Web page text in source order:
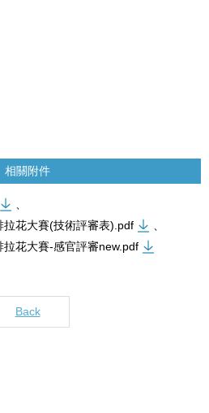
相關附件
花大賽(技術評審表).pdf
花大賽-感官評審new.pdf
Back